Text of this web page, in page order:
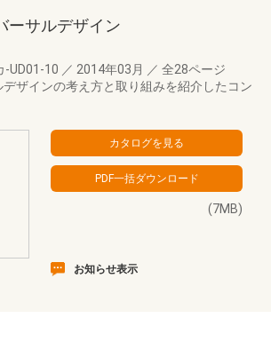
ーサルデザイン
-UD01-10 ／ 2014年03月 ／ 全28ページ
デザインの考え方と取り組みを紹介したコン
(7MB)
お知らせ表示